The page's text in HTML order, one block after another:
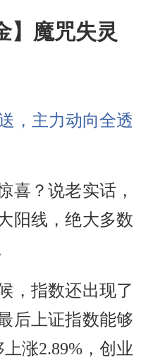
】魔咒失灵
，主力动向全透
喜？说老实话，
阳线，绝大多数
，指数还出现了
后上证指数能够
涨2.89%，创业